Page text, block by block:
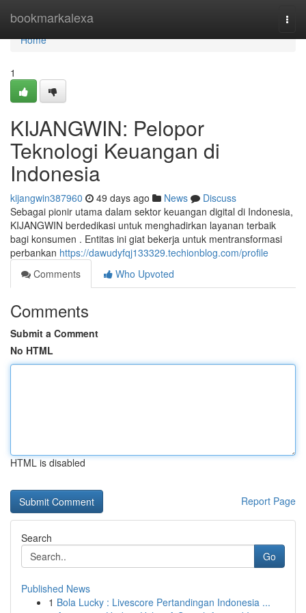
bookmarkalexa
Home
Home
1
KIJANGWIN: Pelopor
Teknologi Keuangan di
Indonesia
kijangwin387960 49 days ago News
Discuss
Sebagai pionir utama dalam sektor keuangan digital di Indonesia,
KIJANGWIN berdedikasi untuk menghadirkan layanan terbaik
bagi konsumen . Entitas ini giat bekerja untuk mentransformasi
perbankan https://dawudyfqj133329.techionblog.com/profile
Comments
Who Upvoted
Comments
Submit a Comment
No HTML
HTML is disabled
Report Page
Search
Go
Published News
1 Bola Lucky : Livescore Pertandingan Indonesia ...